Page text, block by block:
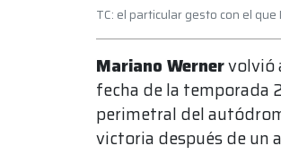
TC: el particular gesto con el
Mariano Wernervolvió
fecha de la temporada
perimetral del
victoria después de un